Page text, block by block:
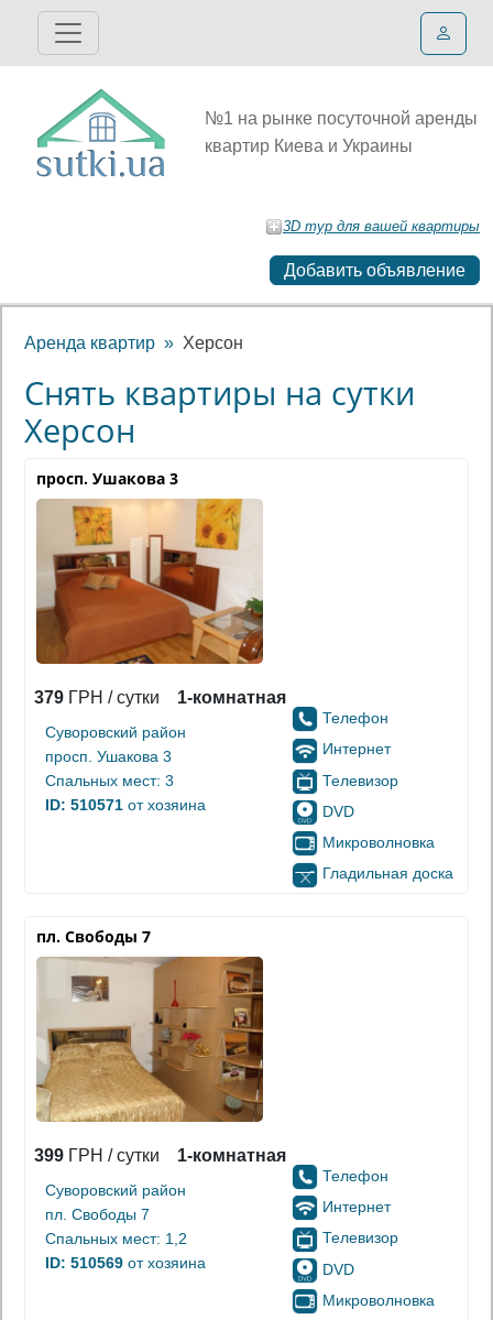
№1 на рынке посуточной аренды
квартир Киева и Украины
3D тур для вашей квартиры
Добавить объявление
Аренда квартир Херсон
Снять квартиры на сутки
Херсон
просп. Ушакова 3
379 ГРН / сутки 1-комнатная
Суворовский район
просп. Ушакова 3
Спальных мест: 3
ID: 510571 от хозяина
Телефон
Интернет
Телевизор
DVD
Микроволновка
Гладильная доска
пл. Свободы 7
399 ГРН / сутки 1-комнатная
Суворовский район
пл. Свободы 7
Спальных мест: 1,2
ID: 510569 от хозяина
Телефон
Интернет
Телевизор
DVD
Микроволновка